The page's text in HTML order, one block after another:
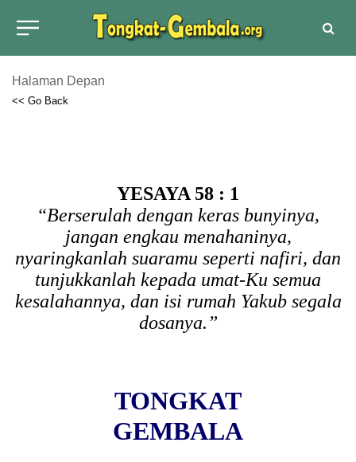
Halaman Depan
<< Go Back
YESAYA 58 : 1
“Berserulah dengan keras bunyinya,
jangan engkau menahaninya,
nyaringkanlah suaramu seperti nafiri, dan
tunjukkanlah kepada umat-Ku semua
kesalahannya, dan isi rumah Yakub segala
dosanya.”
TONGKAT
GEMBALA